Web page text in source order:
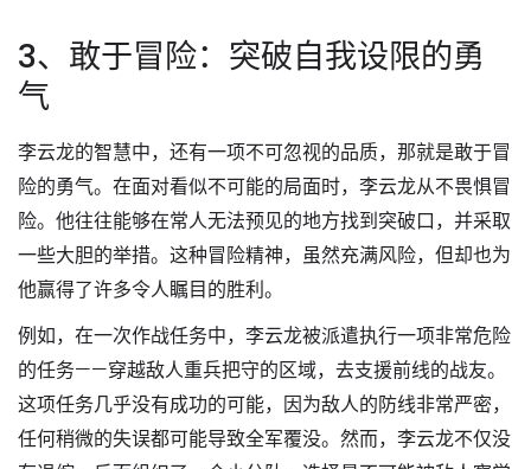
3、敢于冒险：突破自我设限的勇
气
李云龙的智慧中，还有一项不可忽视的品质，那就是敢于冒
险的勇气。在面对看似不可能的局面时，李云龙从不畏惧冒
险。他往往能够在常人无法预见的地方找到突破口，并采取
一些大胆的举措。这种冒险精神，虽然充满风险，但却也为
他赢得了许多令人瞩目的胜利。
例如，在一次作战任务中，李云龙被派遣执行一项非常危险
的任务——穿越敌人重兵把守的区域，去支援前线的战友。
这项任务几乎没有成功的可能，因为敌人的防线非常严密，
任何稍微的失误都可能导致全军覆没。然而，李云龙不仅没